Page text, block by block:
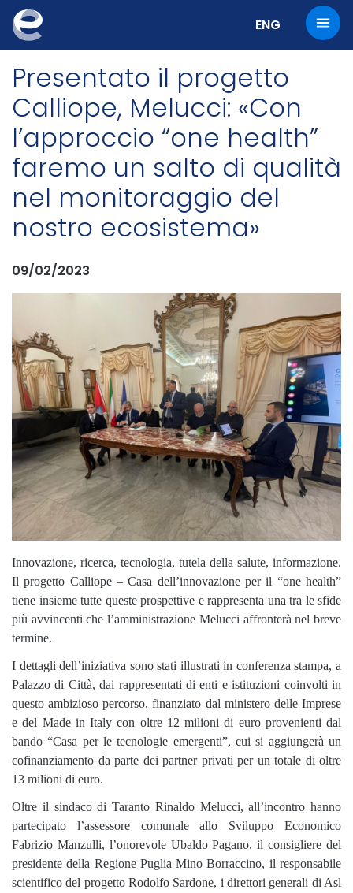
Cambia la
ENG
Presentato il progetto
Calliope, Melucci: «Con
l’approccio “one health”
faremo un salto di qualità
nel monitoraggio del
nostro ecosistema»
09/02/2023
Innovazione, ricerca, tecnologia, tutela della salute, informazione.
Il progetto Calliope – Casa dell’innovazione per il “one health”
tiene insieme tutte queste prospettive e rappresenta una tra le sfide
più avvincenti che l’amministrazione Melucci affronterà nel breve
termine.
I dettagli dell’iniziativa sono stati illustrati in conferenza stampa, a
Palazzo di Città, dai rappresentati di enti e istituzioni coinvolti in
questo ambizioso percorso, finanziato dal ministero delle Imprese
e del Made in Italy con oltre 12 milioni di euro provenienti dal
bando “Casa per le tecnologie emergenti”, cui si aggiungerà un
cofinanziamento da parte dei partner privati per un totale di oltre
13 milioni di euro.
Oltre il sindaco di Taranto Rinaldo Melucci, all’incontro hanno
partecipato l’assessore comunale allo Sviluppo Economico
Fabrizio Manzulli, l’onorevole Ubaldo Pagano, il consigliere del
presidente della Regione Puglia Mino Borraccino, il responsabile
scientifico del progetto Rodolfo Sardone, i direttori generali di Asl